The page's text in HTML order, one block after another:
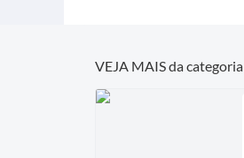
VEJA MAIS da categoria